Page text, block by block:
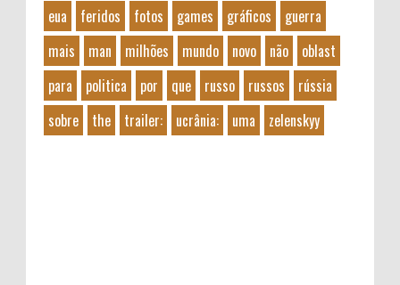
eua
feridos fotos games gráficos
guerra
mais
man milhões mundo novo não
oblast
para
politica por que russo russos
rússia
sobre
the trailer: ucrânia: uma zelenskyy